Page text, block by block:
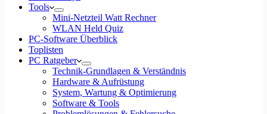
Tools
Mini-Netzteil Watt Rechner
WLAN Held Quiz
PC-Software Überblick
Toplisten
PC Ratgeber
Technik-Grundlagen & Verständnis
Hardware & Aufrüstung
System, Wartung & Optimierung
Software & Tools